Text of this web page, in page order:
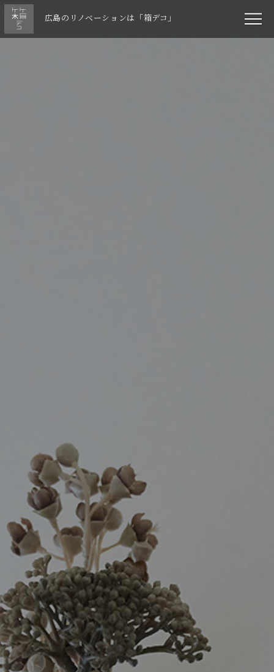
広島のリノベーションは「箱デコ」